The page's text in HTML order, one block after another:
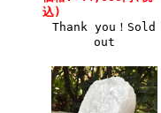
込)
Thank you！Sold
out